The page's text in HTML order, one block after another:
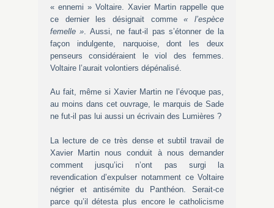
« ennemi » Voltaire. Xavier Martin rappelle que
ce dernier les désignait comme« l’espèce
femelle » . Aussi, ne faut-il pas s’étonner de la
façon indulgente, narquoise, dont les deux
penseurs considéraient le viol des femmes.
Voltaire l’aurait volontiers dépénalisé.
Au fait, même si Xavier Martin ne l’évoque pas,
au moins dans cet ouvrage, le marquis de Sade
ne fut-il pas lui aussi un écrivain des Lumières ?
La lecture de ce très dense et subtil travail de
Xavier Martin nous conduit à nous demander
comment jusqu’ici n’ont pas surgi la
revendication d’expulser notamment ce Voltaire
négrier et antisémite du Panthéon. Serait-ce
parce qu’il détesta plus encore le catholicisme